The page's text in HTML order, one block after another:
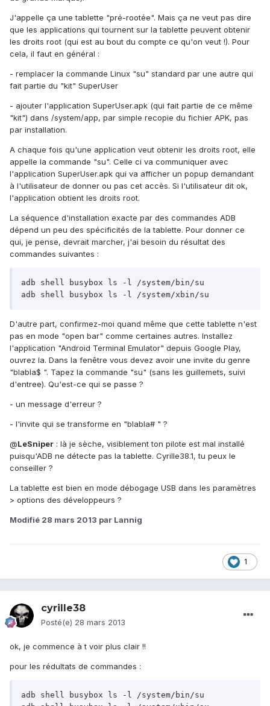
J'appelle ça une tablette "pré-rootée". Mais ça ne veut pas dire
que les applications qui tournent sur la tablette peuvent obtenir
les droits root (qui est au bout du compte ce qu'on veut !). Pour
cela, il faut en général :
- remplacer la commande Linux "su" standard par une autre qui
fait partie du "kit" SuperUser
- ajouter l'application SuperUser.apk (qui fait partie de ce même
"kit") dans /system/app, par simple recopie du fichier APK, pas
par installation.
A chaque fois qu'une application veut obtenir les droits root, elle
appelle la commande "su". Celle ci va communiquer avec
l'application SuperUser.apk qui va afficher un popup demandant
à l'utilisateur de donner ou pas cet accès. Si l'utilisateur dit ok,
l'application obtient les droits root.
La séquence d'installation exacte par des commandes ADB
dépend un peu des spécificités de la tablette. Pour donner ce
qui, je pense, devrait marcher, j'ai besoin du résultat des
commandes suivantes :
adb shell busybox ls -l /system/bin/su
D'autre part, confirmez-moi quand même que cette tablette n'est
pas en mode "open bar" comme certaines autres. Installez
l'application "Android Terminal Emulator" depuis Google Play,
ouvrez la. Dans la fenêtre vous devez avoir une invite du genre
"blabla$ ". Tapez la commande "su" (sans les guillemets, suivi
d'entree). Qu'est-ce qui se passe ?
- un message d'erreur ?
- l'invite qui se transforme en "blabla# " ?
@LeSniper : là je sèche, visiblement ton pilote est mal installé
puisqu'ADB ne détecte pas la tablette. Cyrille38.1, tu peux le
conseiller ?
La tablette est bien en mode débogage USB dans les paramètres
> options des développeurs ?
Modifié 28 mars 2013 par Lannig
1
cyrille38
Posté(e) 28 mars 2013
ok, je commence à t voir plus clair !!
pour les rédultats de commandes :
adb shell busybox ls -l /system/bin/su